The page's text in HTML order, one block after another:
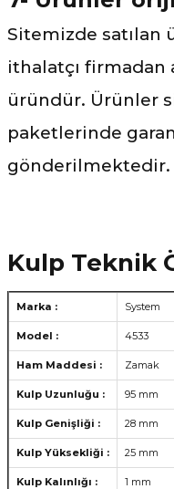
Sitemizde
ithalatçı firmadan
üründür. Ürünler
paketlerinde
gönderilmektedir.
Kulp Teknik
Marka : System
Model : 4533
Ham Maddesi : Zamak
Kulp Uzunluğu : 95 mm
Kulp Genişliği : 28 mm
Kulp Yüksekliği : 25 mm
Kulp Kalınlığı : 1 mm